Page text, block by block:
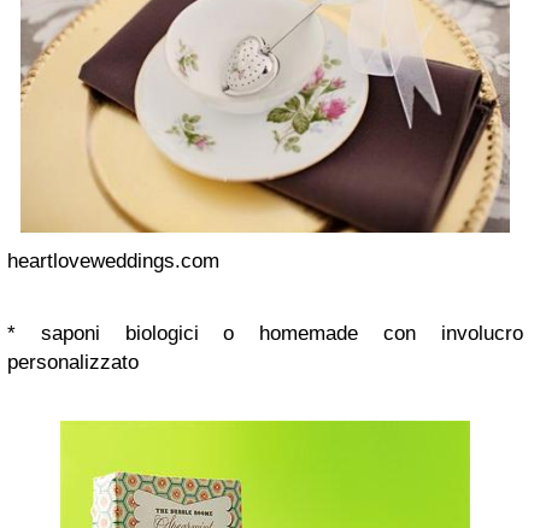
heartloveweddings.com
* saponi biologici o homemade con involucro
personalizzato